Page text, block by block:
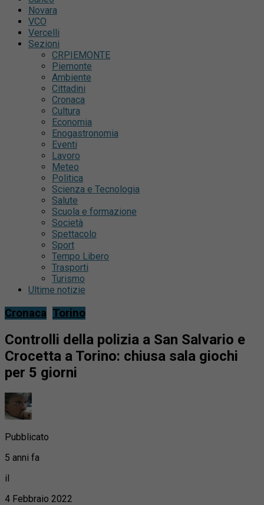
Novara
VCO
Vercelli
Sezioni
CRPIEMONTE
Piemonte
Ambiente
Cittadini
Cronaca
Cultura
Economia
Enogastronomia
Eventi
Lavoro
Meteo
Politica
Scienza e Tecnologia
Salute
Scuola e formazione
Società
Spettacolo
Sport
Tempo Libero
Trasporti
Turismo
Ultime notizie
Cronaca Torino
Controlli della polizia a San Salvario e
Crocetta a Torino: chiusa sala giochi
per 5 giorni
Pubblicato
5 anni fa
il
4 Febbraio 2022